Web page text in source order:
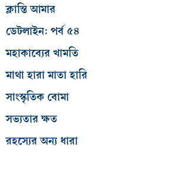
ক্লান্তি আমার
ডেটলাইন: পর্ব ৫৪
মহাকাব্যের খামতি
মাথা হারা মাতা হারি
সাংস্কৃতিক বোমা
সভ্যতার ক্ষত
রহস্যের অন্য ধারা